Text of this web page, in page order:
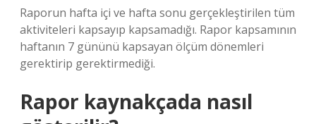
Raporun hafta içi ve hafta sonu gerçekleştirilen tüm
aktiviteleri kapsayıp kapsamadığı. Rapor kapsamının
haftanın 7 gününü kapsayan ölçüm dönemleri
gerektirip gerektirmediği.
Rapor kaynakçada nasıl